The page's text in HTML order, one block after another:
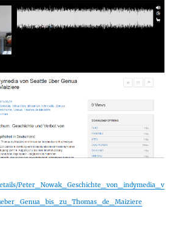
Peter_Nowak_Geschichte_von_indymedia_v